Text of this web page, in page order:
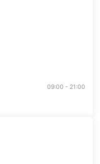
09:00 - 21:00